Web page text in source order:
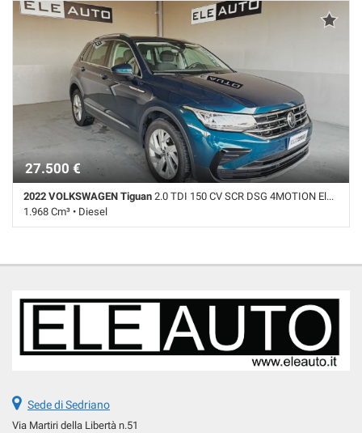
Adaptive Cruise Control • Airbag • Airbag laterali • Airbag Passeggero •
Airbag testa • Autoradio • Autoradio digitale • Bluetooth • Bracciolo •
Cambio Automatico • Cerchi in lega • Cerchi lega 18" • Chiusura
centralizzata • Climatizzatore • Climatizzatore automatico, 2 zone •
Controllo elettronico della corsia • Controllo trazione • Cruise Control •
ESP • Fari LED • Frenata d'emergenza assistita • Immobilizzatore
elettronico • Leve al volante • Luce d'ambiente • Sensori di parcheggio
posteriori • Servosterzo • Navigatore satellitare • Specchietti laterali
elettrici • Vetri oscurati • Volante multifunzione
27.500 €
2022 VOLKSWAGEN Tiguan 2.0 TDI 150 CV SCR DSG 4MOTION Elegance
1.968 Cm³ • Diesel
Airbag testa • Alzacristalli elettrici • Autoradio • Autoradio digitale •
lega 18" • Chiusura centralizzata • Chiusura centralizzata senza
chiave • Climatizzatore • Climatizzatore automatico, 2 zone • Controllo
trazione • Cruise Control • ESP • Fari full-LED • Fari LED • Fendinebbia •
Frenata d'emergenza assistita • Immobilizzatore elettronico • Leve al
volante • Luce d'ambiente • Portellone posteriore elettrico •
satellitare • Specchietti laterali elettrici • Telecamera per parcheggio
assistito • Trazione integrale • Vetri oscurati • Volante multifunzione
Sede di Sedriano
Via Martiri della Libertà n.51